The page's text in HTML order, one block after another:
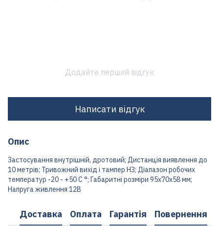
Додайте перший відгук
Написати відгук
Опис
Застосування внутрішній, дротовий; Дистанція виявлення до
10 метрів; Тривожний вихід і тампер НЗ; Діапазон робочих
температур -20 - +50 С °; Габаритні розміри 95х70х58 мм;
Напруга живлення 12В
Доставка Оплата Гарантія Повернення